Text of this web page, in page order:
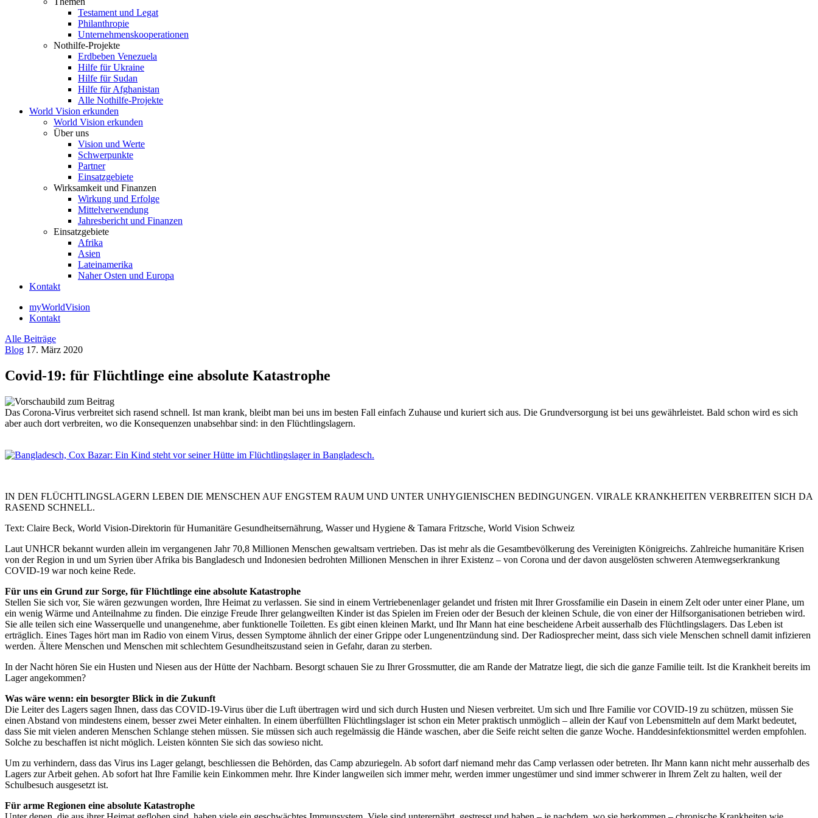
Testament und Legat
Philanthropie
Unternehmenskooperationen
Nothilfe-Projekte
Erdbeben Venezuela
Hilfe für Ukraine
Hilfe für Sudan
Hilfe für Afghanistan
Alle Nothilfe-Projekte
World Vision erkunden
World Vision erkunden
Über uns
Vision und Werte
Schwerpunkte
Partner
Einsatzgebiete
Wirksamkeit und Finanzen
Wirkung und Erfolge
Mittelverwendung
Jahresbericht und Finanzen
Einsatzgebiete
Afrika
Asien
Lateinamerika
Naher Osten und Europa
Kontakt
myWorldVision
Kontakt
Alle Beiträge
Blog 17. März 2020
Covid-19: für Flüchtlinge eine absolute Katastrophe
Das Corona-Virus verbreitet sich rasend schnell. Ist man krank, bleibt man bei uns im besten Fall einfach Zuhause und kuriert sich aus. Die Grundversorgung ist bei uns gewährleistet. Bald schon wird es sich
aber auch dort verbreiten, wo die Konsequenzen unabsehbar sind: in den Flüchtlingslagern.
IN DEN FLÜCHTLINGSLAGERN LEBEN DIE MENSCHEN AUF ENGSTEM RAUM UND UNTER UNHYGIENISCHEN BEDINGUNGEN. VIRALE KRANKHEITEN VERBREITEN SICH DA
RASEND SCHNELL.
Text: Claire Beck, World Vision-Direktorin für Humanitäre Gesundheitsernährung, Wasser und Hygiene & Tamara Fritzsche, World Vision Schweiz
Laut UNHCR bekannt wurden allein im vergangenen Jahr 70,8 Millionen Menschen gewaltsam vertrieben. Das ist mehr als die Gesamtbevölkerung des Vereinigten Königreichs. Zahlreiche humanitäre Krisen
von der Region in und um Syrien über Afrika bis Bangladesch und Indonesien bedrohten Millionen Menschen in ihrer Existenz – von Corona und der davon ausgelösten schweren Atemwegserkrankung
COVID-19 war noch keine Rede.
Für uns ein Grund zur Sorge, für Flüchtlinge eine absolute Katastrophe
Stellen Sie sich vor, Sie wären gezwungen worden, Ihre Heimat zu verlassen. Sie sind in einem Vertriebenenlager gelandet und fristen mit Ihrer Grossfamilie ein Dasein in einem Zelt oder unter einer Plane, um
ein wenig Wärme und Anteilnahme zu finden. Die einzige Freude Ihrer gelangweilten Kinder ist das Spielen im Freien oder der Besuch der kleinen Schule, die von einer der Hilfsorganisationen betrieben wird.
Sie alle teilen sich eine Wasserquelle und unangenehme, aber funktionelle Toiletten. Es gibt einen kleinen Markt, und Ihr Mann hat eine bescheidene Arbeit ausserhalb des Flüchtlingslagers. Das Leben ist
erträglich. Eines Tages hört man im Radio von einem Virus, dessen Symptome ähnlich der einer Grippe oder Lungenentzündung sind. Der Radiosprecher meint, dass sich viele Menschen schnell damit infizieren
werden. Ältere Menschen und Menschen mit schlechtem Gesundheitszustand seien in Gefahr, daran zu sterben.
In der Nacht hören Sie ein Husten und Niesen aus der Hütte der Nachbarn. Besorgt schauen Sie zu Ihrer Grossmutter, die am Rande der Matratze liegt, die sich die ganze Familie teilt. Ist die Krankheit bereits im
Lager angekommen?
Was wäre wenn: ein besorgter Blick in die Zukunft
Die Leiter des Lagers sagen Ihnen, dass das COVID-19-Virus über die Luft übertragen wird und sich durch Husten und Niesen verbreitet. Um sich und Ihre Familie vor COVID-19 zu schützen, müssen Sie
einen Abstand von mindestens einem, besser zwei Meter einhalten. In einem überfüllten Flüchtlingslager ist schon ein Meter praktisch unmöglich – allein der Kauf von Lebensmitteln auf dem Markt bedeutet,
dass Sie mit vielen anderen Menschen Schlange stehen müssen. Sie müssen sich auch regelmässig die Hände waschen, aber die Seife reicht selten die ganze Woche. Handdesinfektionsmittel werden empfohlen.
Solche zu beschaffen ist nicht möglich. Leisten könnten Sie sich das sowieso nicht.
Um zu verhindern, dass das Virus ins Lager gelangt, beschliessen die Behörden, das Camp abzuriegeln. Ab sofort darf niemand mehr das Camp verlassen oder betreten. Ihr Mann kann nicht mehr ausserhalb des
Lagers zur Arbeit gehen. Ab sofort hat Ihre Familie kein Einkommen mehr. Ihre Kinder langweilen sich immer mehr, werden immer ungestümer und sind immer schwerer in Ihrem Zelt zu halten, weil der
Schulbesuch ausgesetzt ist.
Für arme Regionen eine absolute Katastrophe